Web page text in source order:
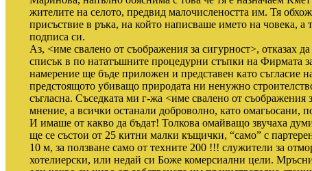
жителите на селото, предвид малочислеността им. Тя
присъствие в ръка, на който написваше името на човека, а
подписа си.
Аз, <име свалено от съображения за сигурност>, отказах
списък в по нататъшните процедурни стъпки на Фирмата
намерение ще бъде приложен и представен като съгласие
предстоящото убиващо природата ни ненужно
съгласна. Съседката ми г-жа <име свалено от съображения
мнение, а всички останали доброволно, като омагьосани,
И имаше от какво да бъдат! Толкова омайващо звучаха
ще се състои от 25 китни малки къщички, “само” с
10 м, за ползване само от техните 200 !!! служители за
хотелиерски, или недай си Боже комерсиални цели.